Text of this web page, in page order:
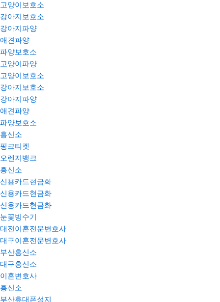
고양이보호소
강아지보호소
강아지파양
애견파양
파양보호소
고양이파양
고양이보호소
강아지보호소
강아지파양
애견파양
파양보호소
흥신소
핑크티켓
오렌지뱅크
흥신소
신용카드현금화
신용카드현금화
신용카드현금화
눈꽃빙수기
대전이혼전문변호사
대구이혼전문변호사
부산흥신소
대구흥신소
이혼변호사
흥신소
부산휴대폰성지